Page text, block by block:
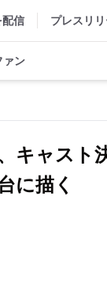
配信 プレスリ
ァン
キャスト
に描く